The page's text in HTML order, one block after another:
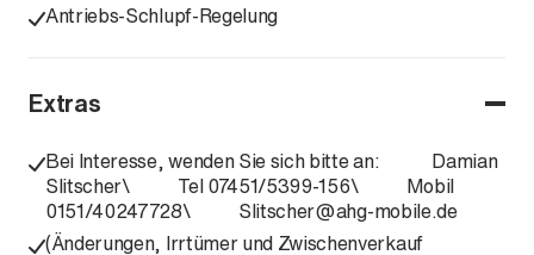
Antriebs-Schlupf-Regelung
Extras
Bei Interesse, wenden Sie sich bitte an: Damian
Slitscher\ Tel 07451/5399-156\ Mobil
0151/40247728\ Slitscher@ahg-mobile.de
(Änderungen, Irrtümer und Zwischenverkauf